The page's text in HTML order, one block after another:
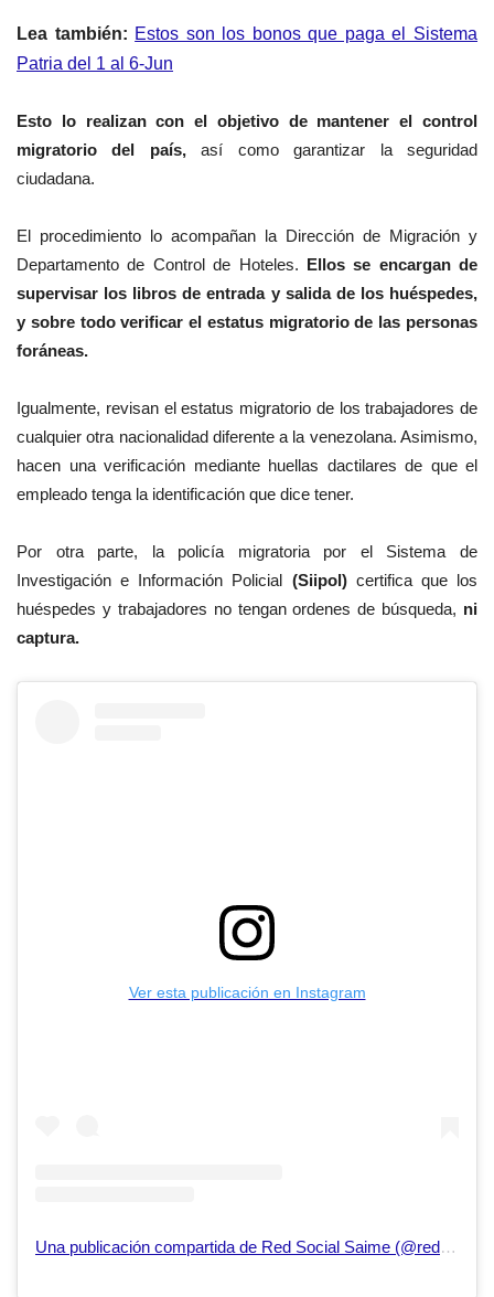
Lea también: Estos son los bonos que paga el Sistema
Patria del 1 al 6-Jun
Esto lo realizan con el objetivo de mantener el control
migratorio del país,así como garantizar la seguridad
ciudadana.
El procedimiento lo acompañan la Dirección de Migración y
Departamento de Control de Hoteles. Ellos se encargan de
supervisar los libros de entrada y salida de los huéspedes,
y sobre todo verificar el estatus migratorio de las personas
foráneas.
Igualmente, revisan el estatus migratorio de los trabajadores de
cualquier otra nacionalidad diferente a la venezolana. Asimismo,
hacen una verificación mediante huellas dactilares de que el
empleado tenga la identificación que dice tener.
Por otra parte, la policía migratoria por el Sistema de
Investigación e Información Policial (Siipol) certifica que los
huéspedes y trabajadores no tengan ordenes de búsqueda, ni
captura.
Ver esta publicación en Instagram
Una publicación compartida de Red Social Saime (@redsocialsaime)